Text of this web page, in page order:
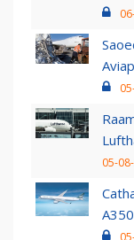
05-